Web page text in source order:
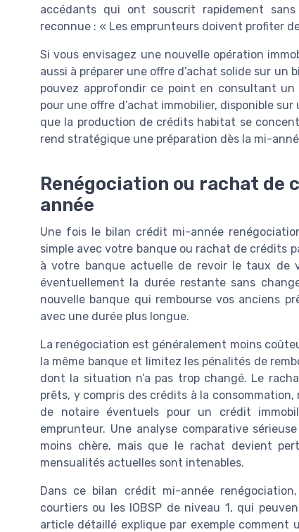
accédants qui ont souscrit rapidement
reconnue : « Les emprunteurs doivent profiter
Si vous envisagez une nouvelle opération
aussi à préparer une offre d’achat solide sur un
pouvez approfondir ce point en consultant
pour une offre d’achat immobilier, disponible
que la production de crédits habitat se
rend stratégique une préparation dès la mi-
Renégociation ou rachat de
année
Une fois le bilan crédit mi-année
simple avec votre banque ou rachat de crédits
à votre banque actuelle de revoir le taux de
éventuellement la durée restante sans
nouvelle banque qui rembourse vos anciens
avec une durée plus longue.
La renégociation est généralement moins
la même banque et limitez les pénalités de
dont la situation n’a pas trop changé. Le
prêts, y compris des crédits à la
de notaire éventuels pour un crédit
emprunteur. Une analyse comparative
moins chère, mais que le rachat devient
mensualités actuelles sont intenables.
Dans ce bilan crédit mi-année
courtiers ou les IOBSP de niveau 1, qui
article détaillé explique par exemple comment